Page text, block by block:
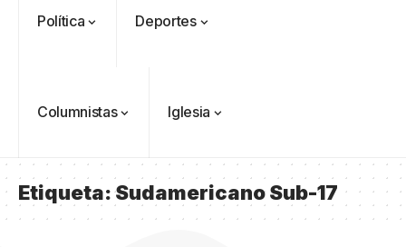
Política Deportes
Columnistas Iglesia
Etiqueta:Sudamericano Sub-17